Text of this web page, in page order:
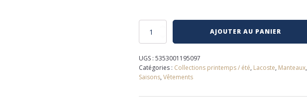
quantité
vent
lacoste
AJOUTER AU PANIER
UGS : 5353001195097
Catégories : Collections printemps / été, Lacoste, Manteaux,
Saisons, Vêtements